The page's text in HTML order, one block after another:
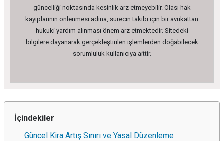
güncelliği noktasında kesinlik arz etmeyebilir. Olası hak
kayıplarının önlenmesi adına, sürecin takibi için bir avukattan
hukuki yardım alınması önem arz etmektedir. Sitedeki
bilgilere dayanarak gerçekleştirilen işlemlerden doğabilecek
sorumluluk kullanıcıya aittir.
İçindekiler
Güncel Kira Artış Sınırı ve Yasal Düzenleme